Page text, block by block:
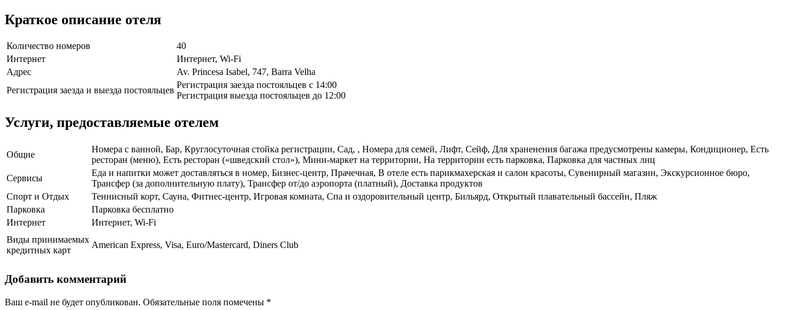
Краткое описание отеля
Количество номеров
40
Интернет
Интернет, Wi-Fi
Адрес
Av. Princesa Isabel, 747, Barra Velha
Регистрация заезда и выезда постояльцев
Регистрация заезда постояльцев с 14:00
Регистрация выезда постояльцев до 12:00
Услуги, предоставляемые отелем
Общие
Номера с ванной, Бар, Круглосуточная стойка регистрации, Сад, , Номера для семей, Лифт, Сейф, Для храненения багажа предусмотрены камеры, Кондиционер, Есть
ресторан (меню), Есть ресторан («шведский стол»), Мини-маркет на территории, На территории есть парковка, Парковка для частных лиц
Сервисы
Еда и напитки может доставляться в номер, Бизнес-центр, Прачечная, В отеле есть парикмахерская и салон красоты, Сувенирный магазин, Экскурсионное бюро,
Трансфер (за дополнительную плату), Трансфер от/до аэропорта (платный), Доставка продуктов
Спорт и Отдых
Теннисный корт, Сауна, Фитнес-центр, Игровая комната, Спа и оздоровительный центр, Бильярд, Открытый плавательный бассейн, Пляж
Парковка
Парковка бесплатно
Интернет
Интернет, Wi-Fi
Виды принимаемых
кредитных карт
American Express, Visa, Euro/Mastercard, Diners Club
Добавить комментарий
Ваш e-mail не будет опубликован. Обязательные поля помечены *